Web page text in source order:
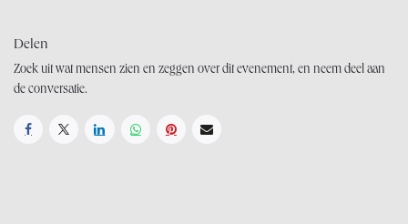
Delen
Zoek uit wat mensen zien en zeggen over dit evenement, en neem deel aan
de conversatie.